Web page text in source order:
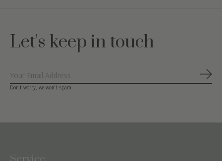
Let's keep in touch
Don’t worry, we won’t spam